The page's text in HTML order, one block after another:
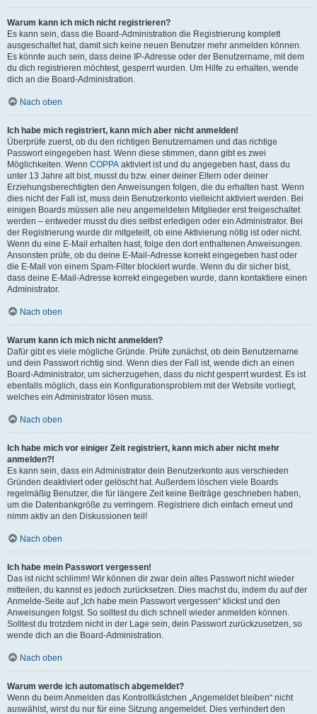
Warum kann ich mich nicht registrieren?
Es kann sein, dass die Board-Administration die Registrierung komplett
ausgeschaltet hat, damit sich keine neuen Benutzer mehr anmelden können.
Es könnte auch sein, dass deine IP-Adresse oder der Benutzername, mit dem
du dich registrieren möchtest, gesperrt wurden. Um Hilfe zu erhalten, wende
dich an die Board-Administration.
Nach oben
Ich habe mich registriert, kann mich aber nicht anmelden!
Überprüfe zuerst, ob du den richtigen Benutzernamen und das richtige
Passwort eingegeben hast. Wenn diese stimmen, dann gibt es zwei
Möglichkeiten. Wenn COPPA aktiviert ist und du angegeben hast, dass du
unter 13 Jahre alt bist, musst du bzw. einer deiner Eltern oder deiner
Erziehungsberechtigten den Anweisungen folgen, die du erhalten hast. Wenn
dies nicht der Fall ist, muss dein Benutzerkonto vielleicht aktiviert werden. Bei
einigen Boards müssen alle neu angemeldeten Mitglieder erst freigeschaltet
werden – entweder musst du dies selbst erledigen oder ein Administrator. Bei
der Registrierung wurde dir mitgeteilt, ob eine Aktivierung nötig ist oder nicht.
Wenn du eine E-Mail erhalten hast, folge den dort enthaltenen Anweisungen.
Ansonsten prüfe, ob du deine E-Mail-Adresse korrekt eingegeben hast oder
die E-Mail von einem Spam-Filter blockiert wurde. Wenn du dir sicher bist,
dass deine E-Mail-Adresse korrekt eingegeben wurde, dann kontaktiere einen
Administrator.
Nach oben
Warum kann ich mich nicht anmelden?
Dafür gibt es viele mögliche Gründe. Prüfe zunächst, ob dein Benutzername
und dein Passwort richtig sind. Wenn dies der Fall ist, wende dich an einen
Board-Administrator, um sicherzugehen, dass du nicht gesperrt wurdest. Es ist
ebenfalls möglich, dass ein Konfigurationsproblem mit der Website vorliegt,
welches ein Administrator lösen muss.
Nach oben
Ich habe mich vor einiger Zeit registriert, kann mich aber nicht mehr
anmelden?!
Es kann sein, dass ein Administrator dein Benutzerkonto aus verschieden
Gründen deaktiviert oder gelöscht hat. Außerdem löschen viele Boards
regelmäßig Benutzer, die für längere Zeit keine Beiträge geschrieben haben,
um die Datenbankgröße zu verringern. Registriere dich einfach erneut und
nimm aktiv an den Diskussionen teil!
Nach oben
Ich habe mein Passwort vergessen!
Das ist nicht schlimm! Wir können dir zwar dein altes Passwort nicht wieder
mitteilen, du kannst es jedoch zurücksetzen. Dies machst du, indem du auf der
Anmelde-Seite auf „Ich habe mein Passwort vergessen“ klickst und den
Anweisungen folgst. So solltest du dich schnell wieder anmelden können.
Solltest du trotzdem nicht in der Lage sein, dein Passwort zurückzusetzen, so
wende dich an die Board-Administration.
Nach oben
Warum werde ich automatisch abgemeldet?
Wenn du beim Anmelden das Kontrollkästchen „Angemeldet bleiben“ nicht
auswählst, wirst du nur für eine Sitzung angemeldet. Dies verhindert den